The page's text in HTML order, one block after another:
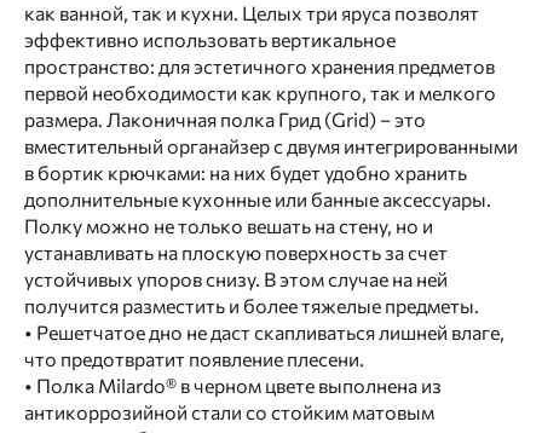
как ванной, так и кухни. Целых три яруса позволят
эффективно использовать вертикальное
пространство: для эстетичного хранения предметов
первой необходимости как крупного, так и мелкого
размера. Лаконичная полка Грид (Grid) – это
вместительный органайзер с двумя интегрированными
в бортик крючками: на них будет удобно хранить
дополнительные кухонные или банные аксессуары.
Полку можно не только вешать на стену, но и
устанавливать на плоскую поверхность за счет
устойчивых упоров снизу. В этом случае на ней
получится разместить и более тяжелые предметы.
• Решетчатое дно не даст скапливаться лишней влаге,
что предотвратит появление плесени.
• Полка Milardo® в черном цвете выполнена из
антикоррозийной стали со стойким матовым